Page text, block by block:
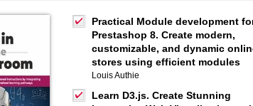
Practical Module development
Prestashop 8. Create modern,
customizable, and dynamic
stores using efficient modules
Louis Authie
Learn D3.js. Create Stunning